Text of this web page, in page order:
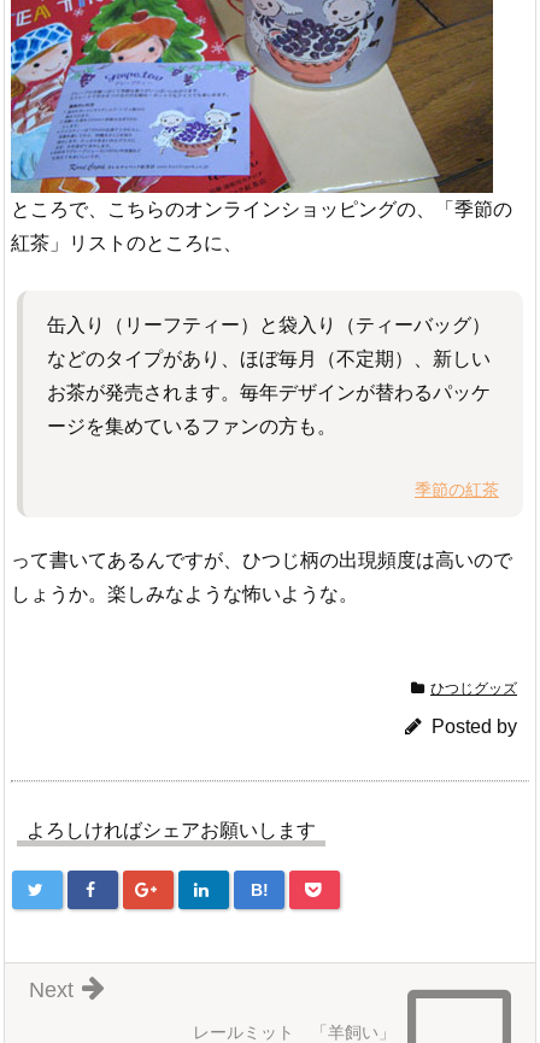
ところで、こちらのオンラインショッピングの、「季節の
紅茶」リストのところに、
缶入り（リーフティー）と袋入り（ティーバッグ）
などのタイプがあり、ほぼ毎月（不定期）、新しい
お茶が発売されます。毎年デザインが替わるパッケ
ージを集めているファンの方も。
季節の紅茶
って書いてあるんですが、ひつじ柄の出現頻度は高いので
しょうか。楽しみなような怖いような。
ひつじグッズ
Posted by
よろしければシェアお願いします
B!
レールミット 「羊飼い」
Next